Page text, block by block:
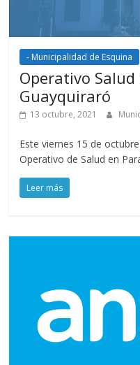
- Municipalidad de Esquina
Operativo Salud
Guayquiraró
13 octubre, 2021
Este viernes 15 de
Operativo de Salud en
Leer más